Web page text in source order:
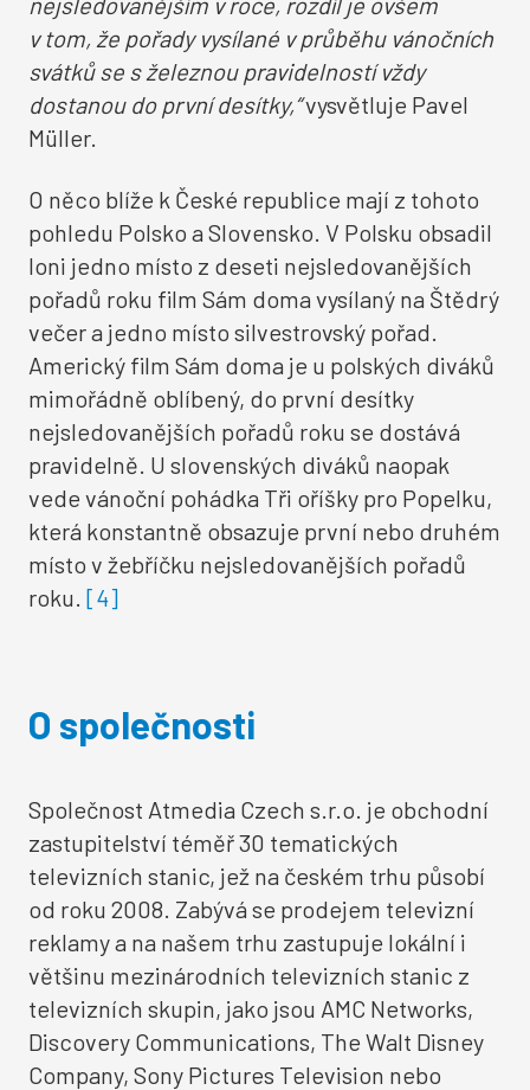
v tom, že pořady vysílané v průběhu vánočních
svátků se s železnou pravidelností vždy
dostanou do první desítky,“vysvětluje Pavel
Müller.
O něco blíže k České republice mají z tohoto
pohledu Polsko a Slovensko. V Polsku obsadil
loni jedno místo z deseti nejsledovanějších
pořadů roku film Sám doma vysílaný na Štědrý
večer a jedno místo silvestrovský pořad.
Americký film Sám doma je u polských diváků
mimořádně oblíbený, do první desítky
nejsledovanějších pořadů roku se dostává
pravidelně. U slovenských diváků naopak
vede vánoční pohádka Tři oříšky pro Popelku,
která konstantně obsazuje první nebo druhém
místo v žebříčku nejsledovanějších pořadů
roku. [4]
O společnosti
Společnost Atmedia Czech s.r.o. je obchodní
zastupitelství téměř 30 tematických
televizních stanic, jež na českém trhu působí
od roku 2008. Zabývá se prodejem televizní
reklamy a na našem trhu zastupuje lokální i
většinu mezinárodních televizních stanic z
televizních skupin, jako jsou AMC Networks,
Discovery Communications, The Walt Disney
Company, Sony Pictures Television nebo